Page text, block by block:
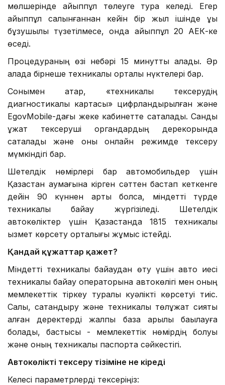
мөлшерінде айыппұл төлеуге тура келеді. Егер
айыппұл салынғаннан кейін бір жыл ішінде құқық
бұзушылық түзетілмесе, онда айыппұл 20 АЕК-ке
өседі.
Процедураның өзі небәрі 15 минутты алады. Әр
қалада бірнеше техникалық орталық нүктелері бар.
Сонымен қатар, «техникалық тексерудің
диагностикалық картасы» цифрландырылған және
EgovMobile-дағы жеке кабинетте сақталады. Сандық
құжат тексеруші органдардың дерекқорында
сақталады және оны онлайн режимде тексеру
мүмкіндігі бар.
Шетелдік нөмірлері бар автомобильдер үшін
Қазақстан аумағына кірген сәттен бастап кеткенге
дейін 90 күннен артық болса, міндетті түрде
техникалық байқау жүргізіледі. Шетелдік
автокөліктер үшін Қазақстанда 1815 техникалық
қызмет көрсету орталығы жұмыс істейді.
Қандай құжаттар қажет?
Міндетті техникалық байқаудан өту үшін авто иесі
техникалық байқау операторына автокөлігі мен оның
мемлекеттік тіркеу туралы куәлікті көрсетуі тиіс.
Салық, сақтандыру және техникалық төлқұжат сияқты
қалған деректерді жалпы база арқылы бақылауға
болады, бастысы - мемлекеттік нөмірдің болуы
және оның техникалық паспортқа сәйкестігі.
Автокөлікті тексеру тізіміне не кіреді
Келесі параметрлерді тексеріңіз: